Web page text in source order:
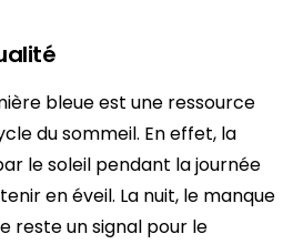
bleue est une ressource
du sommeil. En effet, la
le soleil pendant la journée
en éveil. La nuit, le manque
reste un signal pour le